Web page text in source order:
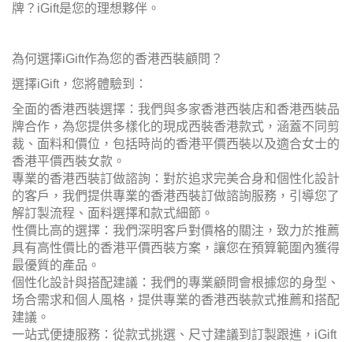
牌？iGift是您的理想夥伴。
為何選擇iGift作為您的香港西裝顧問？
選擇iGift，您將體驗到：
全面的香港西裝選擇：我們與多家香港西裝店和香港西裝品
牌合作，為您提供多樣化的現成西裝香港款式，涵蓋不同剪
裁、面料和價位，包括時尚的香港平價西裝以及適合女士的
香港平價西裝女款。
專業的香港西裝訂做諮詢：對於追求完美合身和個性化設計
的客戶，我們提供專業的香港西裝訂做諮詢服務，引導您了
解訂製流程、面料選擇和款式細節。
性價比高的選擇：我們深明客戶對價格的關注，致力於推薦
具有高性價比的香港平價西裝方案，讓您在預算範圍內獲得
最優質的產品。
個性化設計與搭配建議：我們的專業顧問會根據您的身型、
场合需求和個人風格，提供專業的香港西裝款式推薦和搭配
建議。
一站式便捷服務：從款式挑選、尺寸建議到訂製跟進，iGift